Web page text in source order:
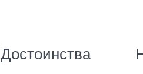
Достоинства